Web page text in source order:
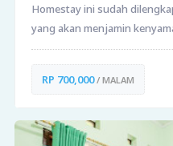
Homestay ini sudah
yang akan menjamin
RP 700,000/ MALAM